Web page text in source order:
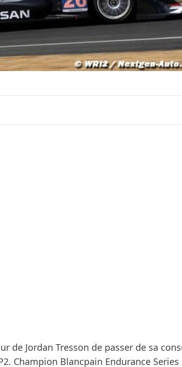
de Jordan Tresson de passer de sa
Champion Blancpain Endurance Series